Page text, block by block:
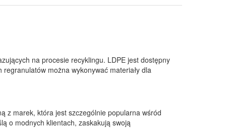
na procesie recyklingu. LDPE jest dostępny
można wykonywać materiały dla
z marek, która jest szczególnie popularna wśród
o modnych klientach, zaskakują swoją